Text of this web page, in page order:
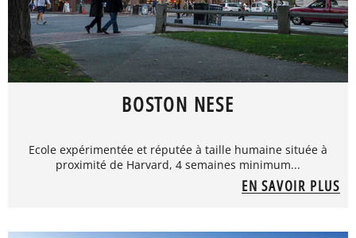
BOSTON NESE
Ecole expérimentée et réputée à taille humaine située à
proximité de Harvard, 4 semaines minimum...
EN SAVOIR PLUS